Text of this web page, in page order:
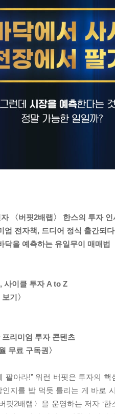
〈버핏2배랩〉 한스의 투자
엄 전자책, 드디어 정식 출간되
닥을 예측하는 유일무이 매매법
사이클 투자 A to Z
기〉
리미엄 투자 콘텐츠
무료 구독권〉
팔아라!” 워런 버핏은 투자의
인지를 밥 먹듯 틀리는 게 바로
핏2배랩〉을 운영하는 저자 ‘